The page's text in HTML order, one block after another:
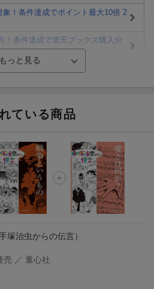
！条件達成でポイント最大10倍 2
！条件達成で楽天ブックス購入分
ーンの拡散で300円OFFクーポン
歌劇 宙組貸切公演ペアチケット
ている商品
手塚治虫からの伝言）
売 ／ 童心社